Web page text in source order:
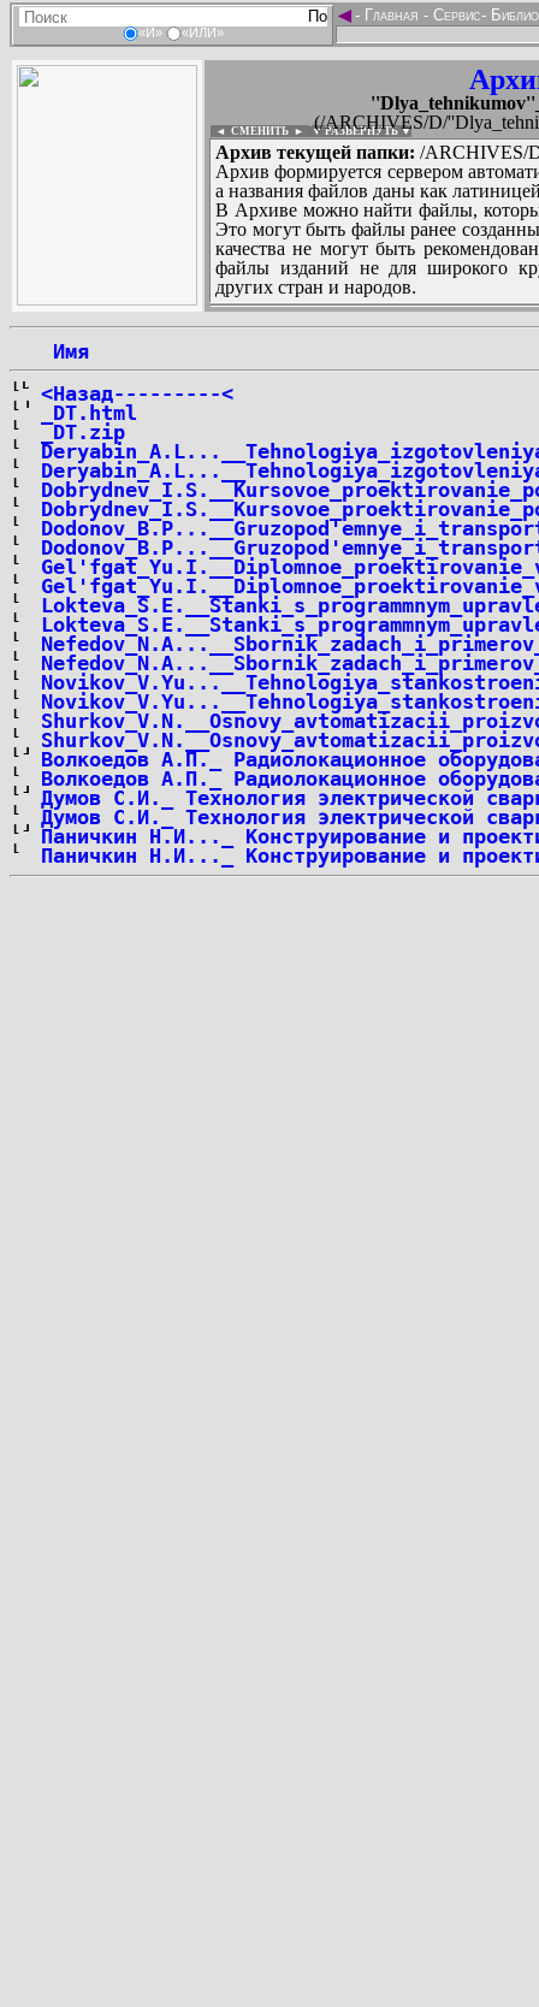
«И» «ИЛИ»
◄- Главная - Сервис-
(/ARCHIVES/D/
◄ СМЕНИТЬ ► ▼ РАЗВЕРНУТЬ ▼
Архив текущей папки: /ARCHIVES/
Архив формируется сервером
а названия файлов даны как
В Архиве можно найти файлы,
Это могут быть файлы ранее
качества не могут быть
файлы изданий не для широкого
других стран и народов.
Имя
<Назад---------<
_DT.html
_DT.zip
Волкоедов А.П._ Радиолокационное
Волкоедов А.П._ Радиолокационное
Думов С.И._ Технология электрической
Думов С.И._ Технология электрической
Паничкин Н.И..._ Конструирование и
Паничкин Н.И..._ Конструирование и